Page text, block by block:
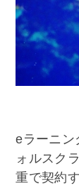
eラーニン
ォルスク
重で契約